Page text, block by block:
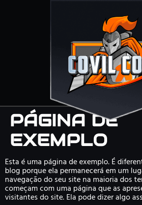
PÁGINA DE
EXEMPLO
Esta é uma página de exemplo. É
blog porque ela permanecerá em um
navegação do seu site na maioria dos
começam com uma página que as
visitantes do site. Ela pode dizer algo